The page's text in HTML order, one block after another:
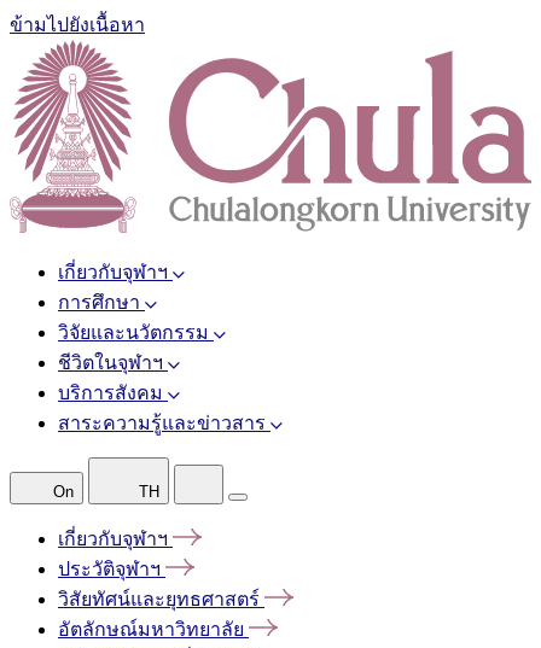
ข้ามไปยังเนื้อหา
เกี่ยวกับจุฬาฯ
การศึกษา
วิจัยและนวัตกรรม
ชีวิตในจุฬาฯ
บริการสังคม
สาระความรู้และข่าวสาร
On TH
เกี่ยวกับจุฬาฯ
ประวัติจุฬาฯ
วิสัยทัศน์และยุทธศาสตร์
อัตลักษณ์มหาวิทยาลัย